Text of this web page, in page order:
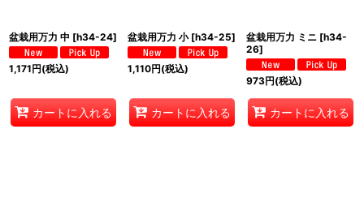
盆栽用万力 中 [h34-24]
1,171円(税込)
カートに入れる
盆栽用万力 小 [h34-25]
1,110円(税込)
カートに入れる
盆栽用万力 ミニ [h34-
26]
973円(税込)
カートに入れる